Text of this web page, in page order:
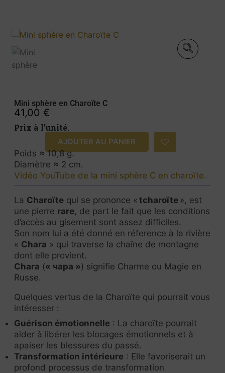
Mini sphère en Charoïte C
41,00 €
Prix à l’unité.
AJOUTER AU PANIER
Poids ≈ 10,8 g.
Diamètre ≈ 2 cm.
Vidéo YouTube de la mini sphère C en charoïte.
La Charoïte qui se prononce « tcharoïte », est
une pierre rare, de part le fait que les conditions
d’accès au gisement sont assez difficiles.
Son nom lui a été donné en réference à la rivière
« Chara » qui traverse la chaîne de montagne
dont elle provient.
Chara (« чара ») signifie Charme ou Magie en
Russe.
Quelques vertus de la Charoïte qui pourrait vous
intéresser :
Guérison émotionnelle : La charoïte pourrait
aider à libérer les blocages émotionnels et à
apaiser les blessures du passé.
Transformation intérieure : Elle favoriserait un
profond processus de transformation